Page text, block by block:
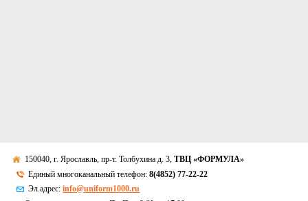
150040, г. Ярославль, пр-т. Толбухина д. 3,ТВЦ «ФОРМУЛА»
Единый многоканальный телефон:8(4852) 77-22-22
Эл.адрес:info@uniform1000.ru